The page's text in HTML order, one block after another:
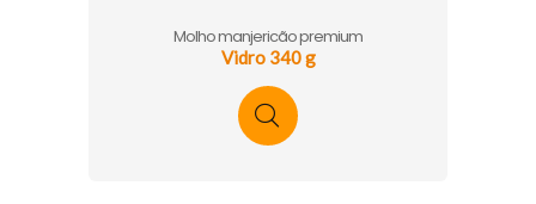
Molho manjericão premium
Vidro 340 g